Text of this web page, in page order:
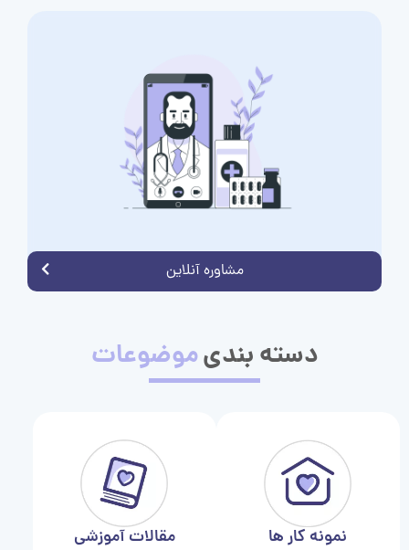
مشاوره آنلاین
دسته بندیموضوعات
نمونه کار ها مقالات آموزشی